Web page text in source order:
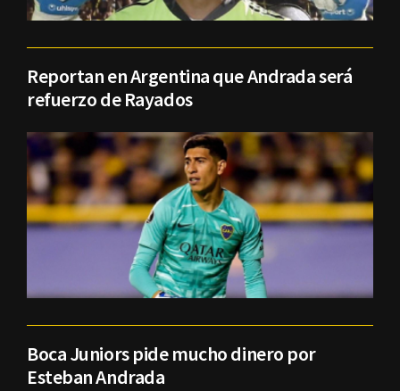
Reportan en Argentina que Andrada será
refuerzo de Rayados
Boca Juniors pide mucho dinero por
Esteban Andrada